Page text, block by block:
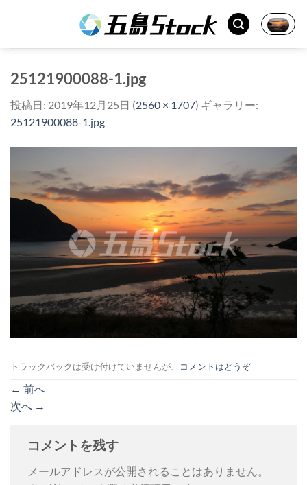
25121900088-1.jpg
投稿日: 2019年12月25日 (2560 × 1707) ギャラリー:
25121900088-1.jpg
トラックバックは受け付けていませんが、 コメントはどうぞ
← 前へ
次へ →
コメントを残す
メールアドレスが公開されることはありません。